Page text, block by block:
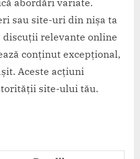
sau site-uri din nișa ta
discuții relevante online
conținut excepțional,
Aceste acțiuni
site-ului tău.